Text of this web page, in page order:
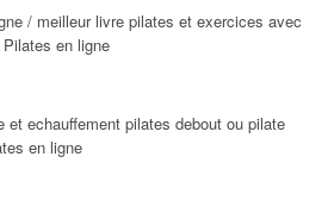
/ meilleur livre pilates et exercices avec
en ligne
echauffement pilates debout ou pilate
en ligne